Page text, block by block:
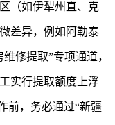
（如伊犁州直、克
差异，例如阿勒泰
修提取”专项通道，
实行提取额度上浮
前，务必通过“新疆